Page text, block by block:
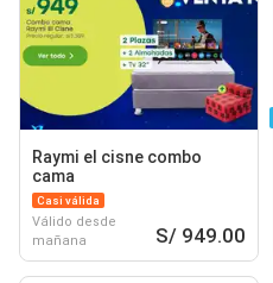
Raymi el cisne combo
cama
Casi válida
Válido desde
mañana
S/ 949.00